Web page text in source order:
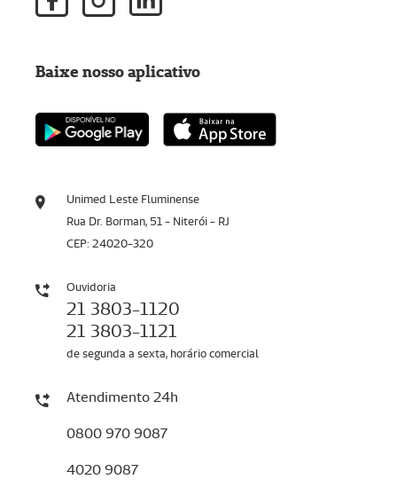
Unimed Leste Fluminense
Rua Dr. Borman, 51 - Niterói - RJ
CEP: 24020-320
Ouvidoria
21 3803-1120
21 3803-1121
de segunda a sexta, horário comercial
Atendimento 24h
0800 970 9087
4020 9087
Baixe nosso aplicativo